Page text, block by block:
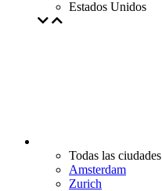
Estados Unidos
Todas las ciudades
Amsterdam
Zurich